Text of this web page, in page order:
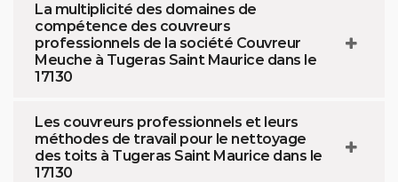
La multiplicité des domaines de
compétence des couvreurs
professionnels de la société Couvreur
Meuche à Tugeras Saint Maurice dans le
17130
Les couvreurs professionnels et leurs
méthodes de travail pour le nettoyage
des toits à Tugeras Saint Maurice dans le
17130